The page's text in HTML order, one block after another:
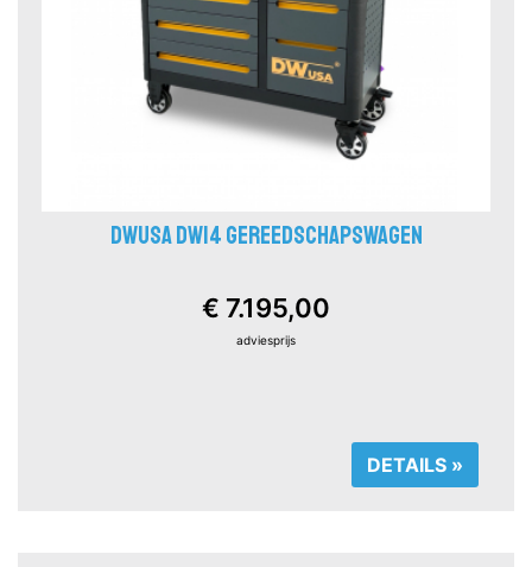
DWUSA DW14 GEREEDSCHAPSWAGEN
€ 7.195,00
adviesprijs
DETAILS »